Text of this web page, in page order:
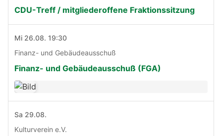
CDU-Treff / mitgliederoffene Fraktionssitzung
Mi 26.08. 19:30
Finanz- und Gebäudeausschuß
Finanz- und Gebäudeausschuß (FGA)
Sa 29.08.
Kulturverein e.V.